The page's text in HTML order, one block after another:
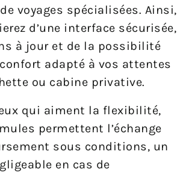
voyages spécialisées. Ainsi,
d’une interface sécurisée,
à jour et de la possibilité
adapté à vos attentes
ou cabine privative.
qui aiment la flexibilité,
permettent l’échange
sous conditions, un
en cas de